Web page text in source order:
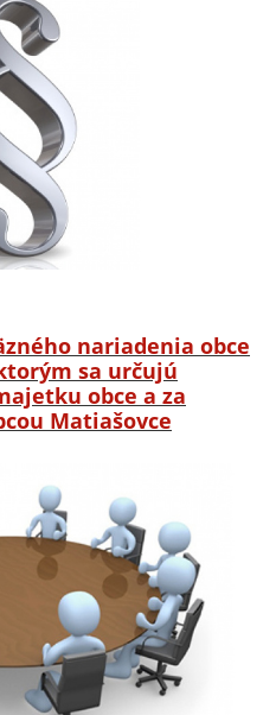
nariadenia obce
sa určujú
obce a za
Matiašovce